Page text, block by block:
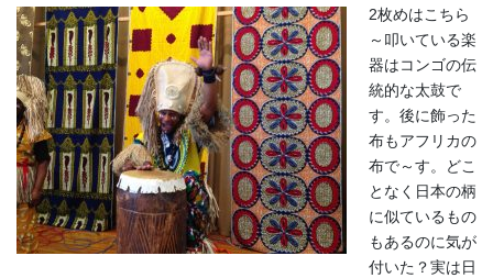
2枚めはこちら
～叩いている楽
器はコンゴの伝
統的な太鼓で
す。後に飾った
布もアフリカの
布で～す。どこ
となく日本の柄
に似ているもの
もあるのに気が
付いた？実は日